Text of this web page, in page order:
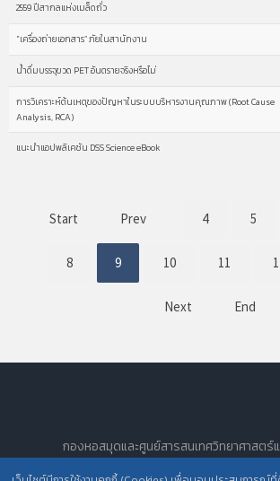
2559 ปีสากลแห่งเมล็ดถั่ว
"เครื่องถ่ายเอกสาร” ภัยในสานักงาน
น้ำดื่มบรรจุขวด PET อันตรายจริงหรือไม่
การวิเคราะห์ต้นเหตุของปัญหาในระบบบริหารงานคุณภาพ (Root Cause
Analysis, RCA)
แนะนำแอปพลิเคชัน DSS Science eBook
Start Prev 4 5
8 9 10 11
Next End
กองหอสมุดและศูนย์สารสนเทศวิทยาศาสตร์แ
All Rights Reserved.